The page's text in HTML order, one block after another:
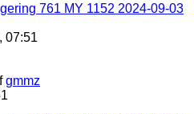
761 MY 1152 2024-09-03
07:51
gmmz